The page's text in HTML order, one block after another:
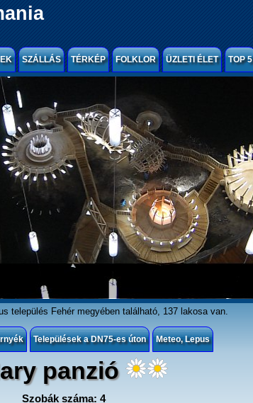
SZÁLLÁS TÉRKÉP FOLKLOR ÜZLETI ÉLET TOP 5
település Fehér megyében található, 137 lakosa van.
Települések a DN75-es úton Meteo, Lepus
panzió
Szobák száma: 4